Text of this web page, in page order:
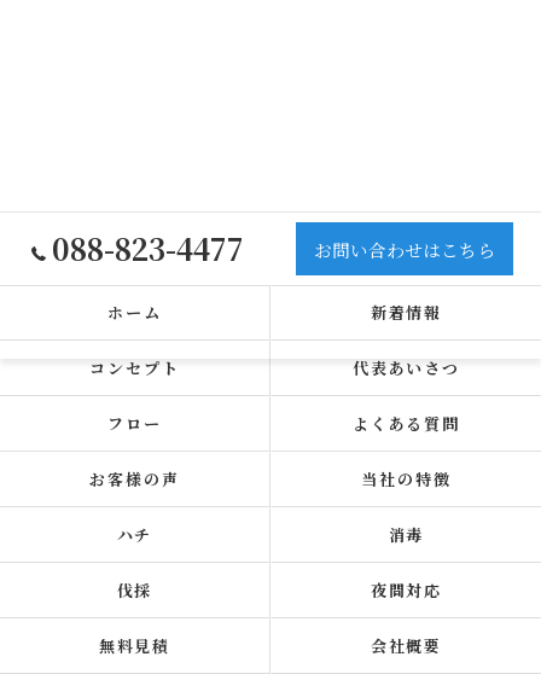
088-823-4477 お問い合わせはこちら
ホーム 新着情報
コンセプト 代表あいさつ
フロー よくある質問
お客様の声 当社の特徴
ハチ 消毒
伐採 夜間対応
無料見積 会社概要